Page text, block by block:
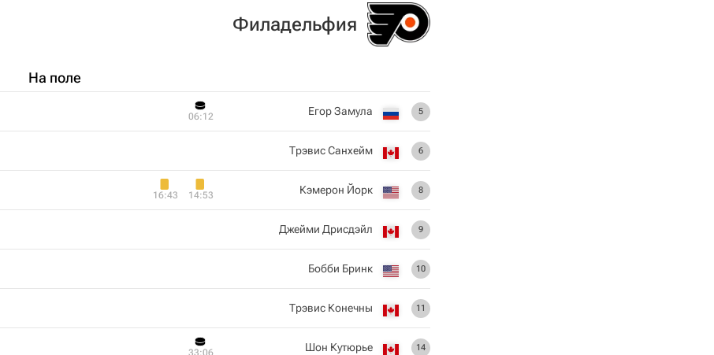
На поле
Филадельфия
5
Егор Замула
06:12
6
Трэвис Санхейм
8
Кэмерон Йорк
14:53
16:43
9
Джейми Дрисдэйл
10
Бобби Бринк
11
Трэвис Конечны
14
Шон Кутюрье
33:06